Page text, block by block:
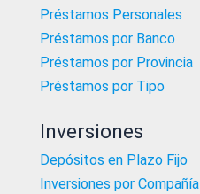
Préstamos Personales
Préstamos por Banco
Préstamos por Provincia
Préstamos por Tipo
Inversiones
Depósitos en Plazo Fijo
Inversiones por Compañía